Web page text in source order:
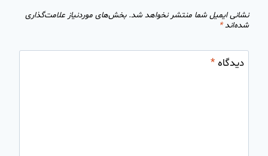
نشانی ایمیل شما منتشر نخواهد شد. بخش‌های موردنیاز علامت‌گذاری
شده‌اند*
دیدگاه*